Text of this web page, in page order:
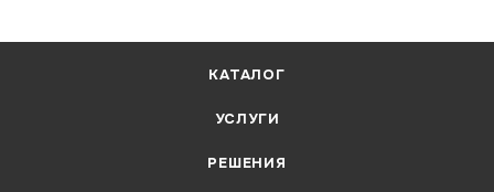
КАТАЛОГ
УСЛУГИ
РЕШЕНИЯ